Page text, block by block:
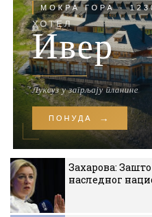
Захарова:
наследног